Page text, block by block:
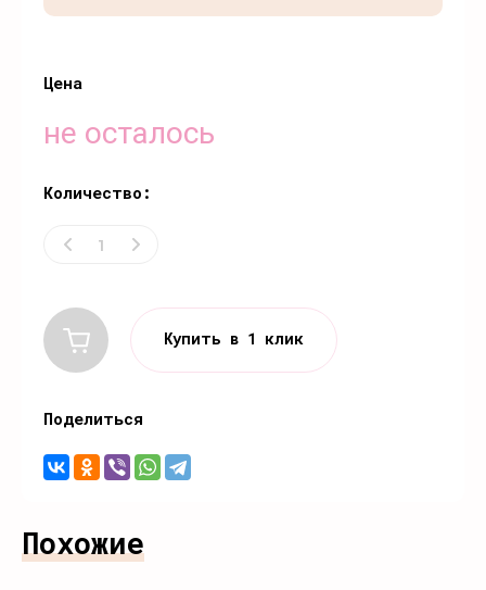
Цена
не осталось
Количество:
Купить в 1 клик
Поделиться
Похожие